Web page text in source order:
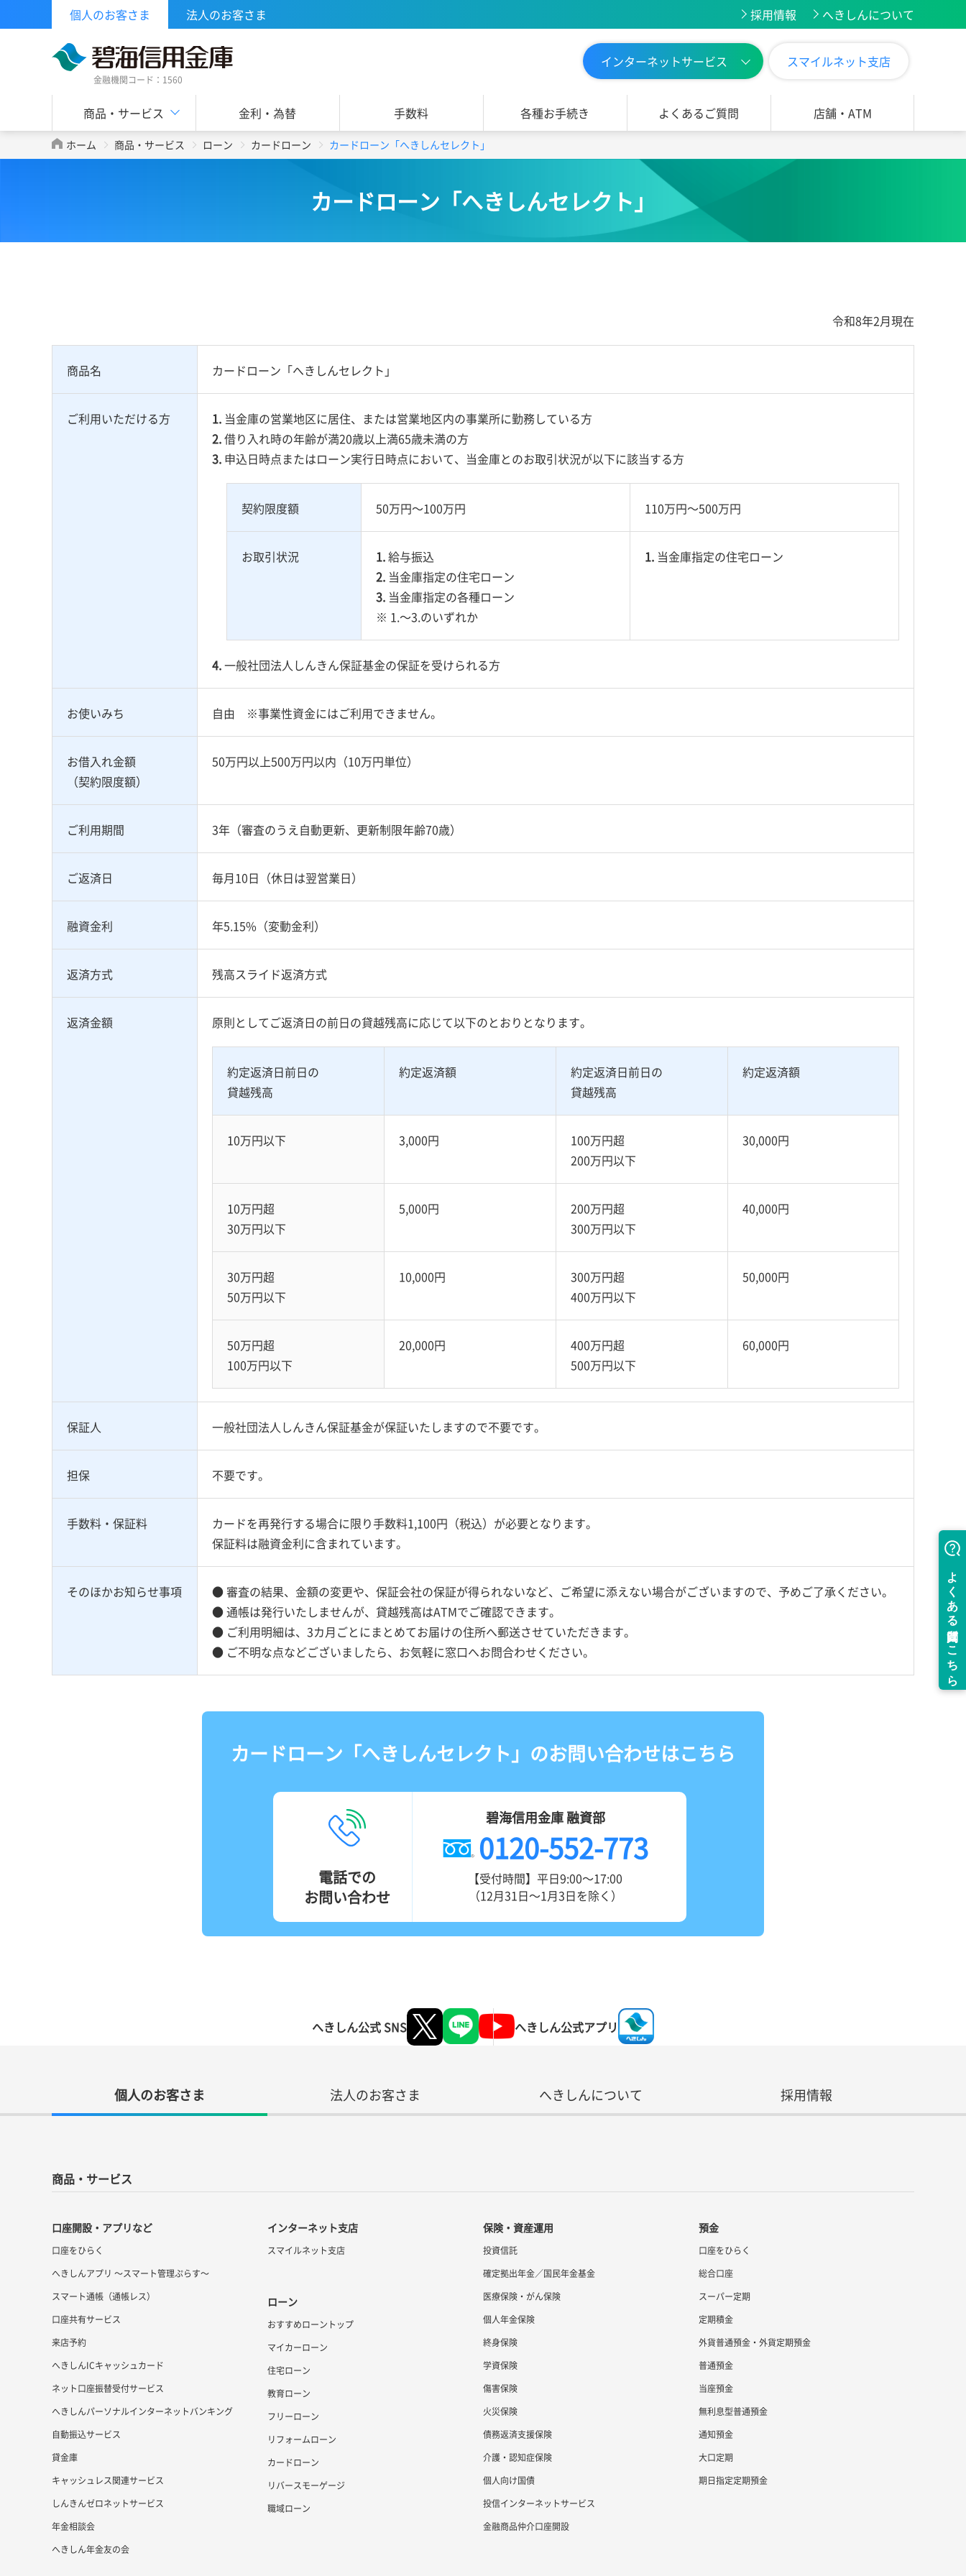
個人のお客さま 法人のお客さま 採用情報 へきしんについて
金融機関コード：1560
インターネットサービス スマイルネット支店
商品・サービス 金利・為替 手数料 各種お手続き よくあるご質問 店舗・ATM
ホーム 商品・サービス ローン カードローン カードローン「へきしんセレクト」
カードローン「へきしんセレクト」
令和8年2月現在
商品名 カードローン「へきしんセレクト」
ご利用いただける方 1. 当金庫の営業地区に居住、または営業地区内の事業所に勤務している方
2.借り入れ時の年齢が満20歳以上満65歳未満の方
3. 申込日時点またはローン実行日時点において、当金庫とのお取引状況が以下に該当する方
契約限度額 50万円～100万円 110万円～500万円
お取引状況 1.給与振込
2.当金庫指定の住宅ローン
3.当金庫指定の各種ローン
※ 1.～3.のいずれか
1.当金庫指定の住宅ローン
4.一般社団法人しんきん保証基金の保証を受けられる方
お使いみち 自由 ※事業性資金にはご利用できません。
お借入れ金額
（契約限度額）
50万円以上500万円以内（10万円単位）
ご利用期間 3年（審査のうえ自動更新、更新制限年齢70歳）
ご返済日 毎月10日（休日は翌営業日）
融資金利 年5.15%（変動金利）
返済方式 残高スライド返済方式
返済金額 原則としてご返済日の前日の貸越残高に応じて以下のとおりとなります。
約定返済日前日の
貸越残高
約定返済額
約定返済日前日の
貸越残高
約定返済額
10万円以下 3,000円
100万円超
200万円以下
30,000円
10万円超
30万円以下
5,000円
200万円超
300万円以下
40,000円
30万円超
50万円以下
10,000円
300万円超
400万円以下
50,000円
50万円超
100万円以下
20,000円
400万円超
500万円以下
60,000円
保証人 一般社団法人しんきん保証基金が保証いたしますので不要です。
担保 不要です。
手数料・保証料
カードを再発行する場合に限り手数料1,100円（税込）が必要となります。
保証料は融資金利に含まれています。
そのほかお知らせ事項 ● 審査の結果、金額の変更や、保証会社の保証が得られないなど、 ご希望に添えない場合がございますので、予めご了承ください。
● 通帳は発行いたしませんが、貸越残高はATMでご確認できます。
● ご利用明細は、3カ月ごとにまとめてお届けの住所へ郵送させていただきます。
● ご不明な点などございましたら、お気軽に窓口へお問合わせください。
カードローン 「へきしんセレクト」のお問い合わせはこちら
電話での
お問い合わせ
碧海信用金庫 融資部
0120-552-773
【受付時間】平日9:00～17:00
（12月31日～1月3日を除く）
へきしん公式 SNS へきしん公式アプリ
個人のお客さま 法人のお客さま へきしんについて 採用情報
商品・サービス
口座開設・アプリなど
口座をひらく
へきしんアプリ ～スマート管理ぷらす～
スマート通帳（通帳レス）
口座共有サービス
来店予約
へきしんICキャッシュカード
ネット口座振替受付サービス
へきしんパーソナルインターネットバンキング
自動振込サービス
貸金庫
キャッシュレス関連サービス
しんきんゼロネットサービス
年金相談会
へきしん年金友の会
インターネット支店
スマイルネット支店
ローン
おすすめローントップ
マイカーローン
住宅ローン
教育ローン
フリーローン
リフォームローン
カードローン
リバースモーゲージ
職域ローン
保険・資産運用
投資信託
確定拠出年金／国民年金基金
医療保険・がん保険
個人年金保険
終身保険
学資保険
傷害保険
火災保険
債務返済支援保険
介護・認知症保険
個人向け国債
投信インターネットサービス
金融商品仲介口座開設
預金
口座をひらく
総合口座
スーパー定期
定期積金
外貨普通預金・外貨定期預金
普通預金
当座預金
無利息型普通預金
通知預金
大口定期
期日指定定期預金